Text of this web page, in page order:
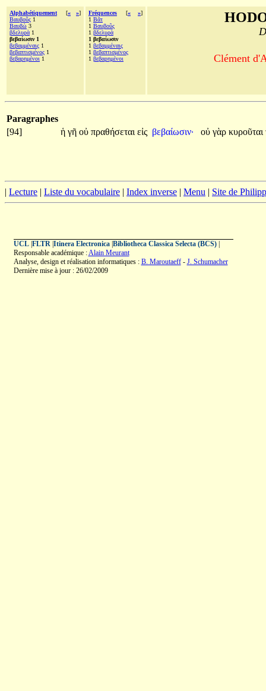
Alphabétiquement [« »]
Βαυβοῦς 1
Βαυβὼ 3
βδελυρὰ 1
βεβαίωσιν 1
βεβαμμέναις 1
βεβαπτισμένος 1
βεβαρημένοι 1
Fréquences [« »]
1 Βᾶτ
1 Βαυβοῦς
1 βδελυρὰ
1 βεβαίωσιν
1 βεβαμμέναις
1 βεβαπτισμένος
1 βεβαρημένοι Clément
Paragraphes
[94]
ἡ γῆ οὐ πραθήσεται εἰς βεβαίωσιν· οὐ γὰρ κυροῦται
| Lecture | Liste du vocabulaire | Index inverse | Menu | Site de
UCL| FLTR| Itinera Electronica| Bibliotheca Classica Selecta (BCS)|
Responsable académique :Alain Meurant
Analyse, design et réalisation informatiques : B. Maroutaeff- J. Schumacher
Dernière mise à jour : 26/02/2009